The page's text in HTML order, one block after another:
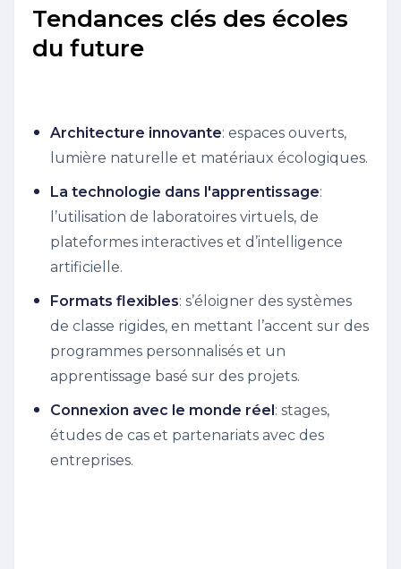
Tendances clés des écoles
du future
Architecture innovante: espaces ouverts,
lumière naturelle et matériaux écologiques.
La technologie dans l'apprentissage:
l’utilisation de laboratoires virtuels, de
plateformes interactives et d’intelligence
artificielle.
Formats flexibles: s’éloigner des systèmes
de classe rigides, en mettant l’accent sur des
programmes personnalisés et un
apprentissage basé sur des projets.
Connexion avec le monde réel: stages,
études de cas et partenariats avec des
entreprises.